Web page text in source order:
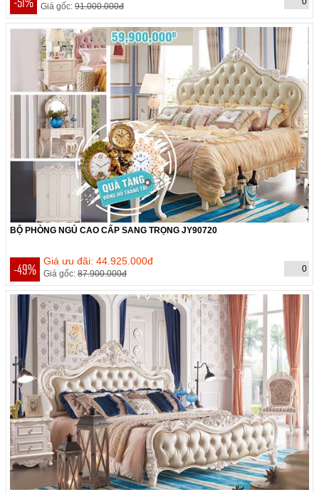
Giá gốc: 91.000.000đ
BỘ PHÒNG NGỦ CAO CẤP SANG TRỌNG JY90720
-49% Giá ưu đãi: 44.925.000đ
Giá gốc: 87.900.000đ 0